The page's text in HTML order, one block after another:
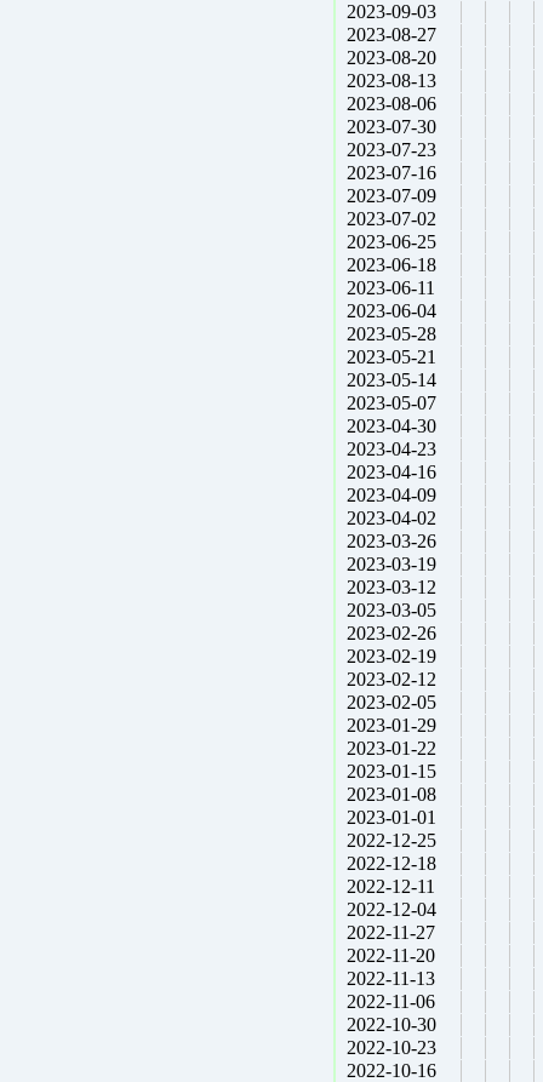
2023-09-03
2023-08-27
2023-08-20
2023-08-13
2023-08-06
2023-07-30
2023-07-23
2023-07-16
2023-07-09
2023-07-02
2023-06-25
2023-06-18
2023-06-11
2023-06-04
2023-05-28
2023-05-21
2023-05-14
2023-05-07
2023-04-30
2023-04-23
2023-04-16
2023-04-09
2023-04-02
2023-03-26
2023-03-19
2023-03-12
2023-03-05
2023-02-26
2023-02-19
2023-02-12
2023-02-05
2023-01-29
2023-01-22
2023-01-15
2023-01-08
2023-01-01
2022-12-25
2022-12-18
2022-12-11
2022-12-04
2022-11-27
2022-11-20
2022-11-13
2022-11-06
2022-10-30
2022-10-23
2022-10-16